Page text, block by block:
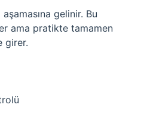
gelinir. Bu
ama pratikte tamamen
girer.